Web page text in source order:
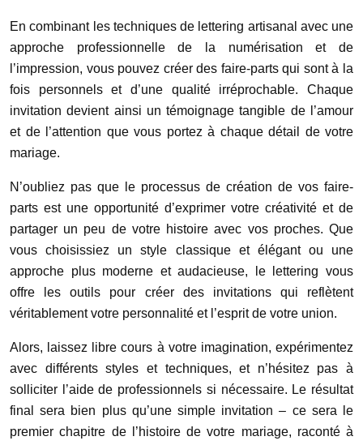
En combinant les techniques de lettering artisanal avec une
approche professionnelle de la numérisation et de
l’impression, vous pouvez créer des faire-parts qui sont à la
fois personnels et d’une qualité irréprochable. Chaque
invitation devient ainsi un témoignage tangible de l’amour
et de l’attention que vous portez à chaque détail de votre
mariage.
N’oubliez pas que le processus de création de vos faire-
parts est une opportunité d’exprimer votre créativité et de
partager un peu de votre histoire avec vos proches. Que
vous choisissiez un style classique et élégant ou une
approche plus moderne et audacieuse, le lettering vous
offre les outils pour créer des invitations qui reflètent
véritablement votre personnalité et l’esprit de votre union.
Alors, laissez libre cours à votre imagination, expérimentez
avec différents styles et techniques, et n’hésitez pas à
solliciter l’aide de professionnels si nécessaire. Le résultat
final sera bien plus qu’une simple invitation – ce sera le
premier chapitre de l’histoire de votre mariage, raconté à